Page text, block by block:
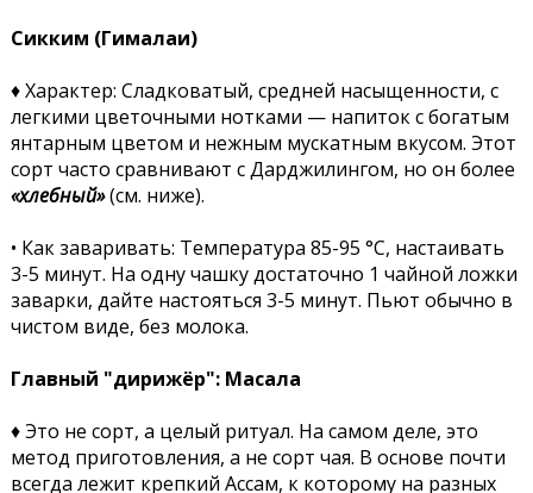
Сикким (Гималаи)
♦ Характер: Сладковатый, средней насыщенности, с
легкими цветочными нотками — напиток с богатым
янтарным цветом и нежным мускатным вкусом. Этот
сорт часто сравнивают с Дарджилингом, но он более
«хлебный»(см. ниже).
• Как заваривать: Температура 85-95 °C, настаивать
3-5 минут. На одну чашку достаточно 1 чайной ложки
заварки, дайте настояться 3-5 минут. Пьют обычно в
чистом виде, без молока.
Главный "дирижёр": Масала
♦ Это не сорт, а целый ритуал. На самом деле, это
метод приготовления, а не сорт чая. В основе почти
всегда лежит крепкий Ассам, к которому на разных